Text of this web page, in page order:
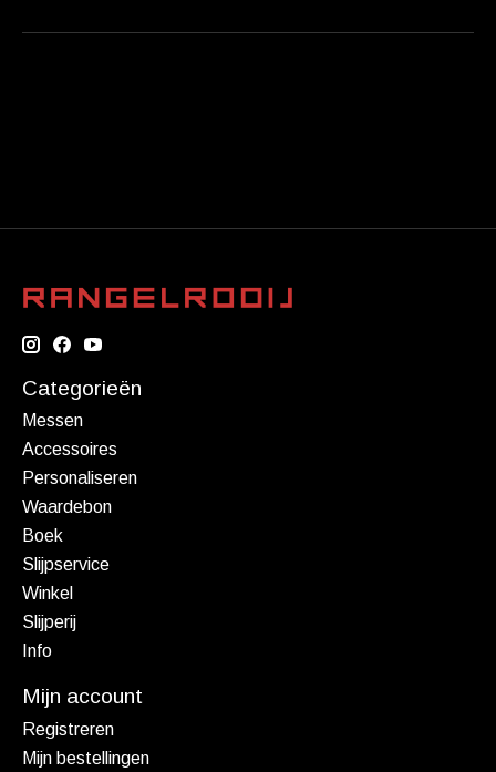
Categorieën
Messen
Accessoires
Personaliseren
Waardebon
Boek
Slijpservice
Winkel
Slijperij
Info
Mijn account
Registreren
Mijn bestellingen